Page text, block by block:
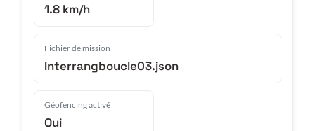
1.8 km/h
Fichier de mission
Interrangboucle03.json
Géofencing activé
Oui